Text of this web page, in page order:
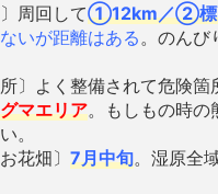
〕周回して①12km／②標
いが距離はある。のんび
所〕よく整備されて危険箇
マエリア。もしもの時の
。
花畑〕 7月中旬。湿原全